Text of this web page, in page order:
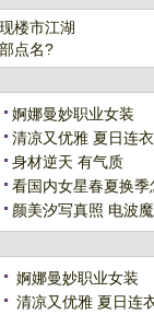
楼市江湖
点名?
婀娜曼妙职业女装
清凉又优雅 夏日连
身材逆天 有气质
看国内女星春夏换季
颜美汐写真照 电波
婀娜曼妙职业女装
清凉又优雅 夏日连